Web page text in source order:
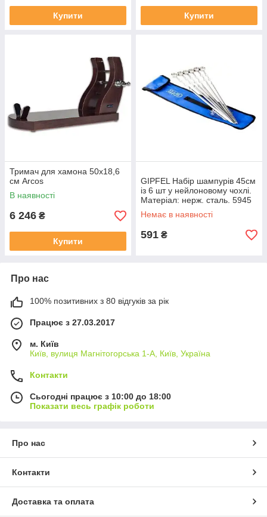
Купити Купити
Тримач для хамона 50х18,6
см Arcos
В наявності
6 246 ₴
Купити
GIPFEL Набір шампурів 45см
із 6 шт у нейлоновому чохлі.
Матеріал: нерж. сталь. 5945
GIPFEL
Немає в наявності
591 ₴
Про нас
100% позитивних з 80 відгуків за рік
Працює з 27.03.2017
м. Київ
Київ, вулиця Магнітогорська 1-А, Київ, Україна
Контакти
Сьогодні працює з 10:00 до 18:00
Показати весь графік роботи
Про нас
Контакти
Доставка та оплата